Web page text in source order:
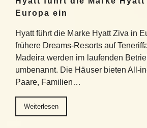
Europa ein
Hyatt führt die Marke Hyatt Ziva in
frühere Dreams-Resorts auf
Madeira werden im laufenden
umbenannt. Die Häuser bieten All-
Paare, Familien…
Weiterlesen